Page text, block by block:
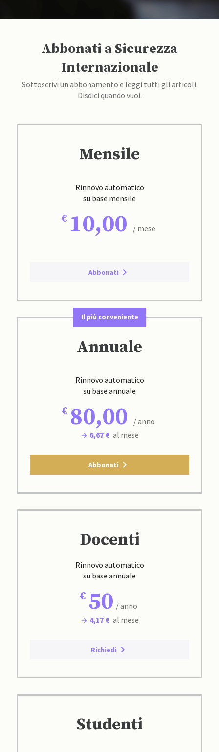
Abbonati a Sicurezza
Internazionale
Sottoscrivi un abbonamento e leggi tutti gli articoli.
Disdici quando vuoi.
Mensile
Rinnovo automatico
su base mensile
10,00 / mese
Abbonati
Il più conveniente
Annuale
Rinnovo automatico
su base annuale
80,00
/ anno
6,67 € al mese
Abbonati
Docenti
Rinnovo automatico
su base annuale
50 / anno
4,17 € al mese
Richiedi
Studenti